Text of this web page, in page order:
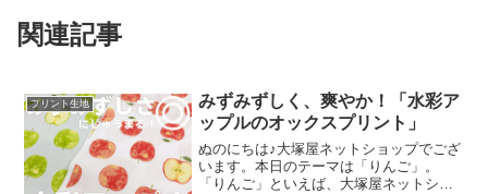
関連記事
プリント生地
みずみずしく、爽やか！「水彩ア
ップルのオックスプリント」
ぬのにちは♪大塚屋ネットショップでござ
います。本日のテーマは「りんご」。
「りんご」といえば、大塚屋ネットショ